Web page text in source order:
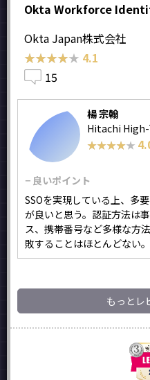
Okta Workforce
Okta Japan株式会社
★★★★★
★★★★★ 4.1
15
楊 宗翰
Hitachi
★★★★★
★★★★★
− 良いポイント
SSOを実現している上、多
が良いと思う。認証方法は
ス、携帯番号など多様な方
敗することはほとんどない
もっとレ